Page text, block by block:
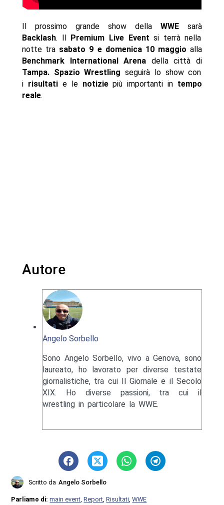
Il prossimo grande show dellaWWE sarà
Backlash. Il Premium Live Eventsi terrà nella
notte tra sabato 9 e domenica 10 maggioalla
Benchmark International Arena della città di
Tampa. Spazio Wrestlingseguirà lo show con
i risultatie le notiziepiù importanti in tempo
reale.
Autore
Angelo Sorbello
Sono Angelo Sorbello, vivo a Genova, sono
laureato, ho lavorato per diverse testate
giornalistiche, tra cui Il Giornale e il Secolo
XIX. Ho diverse passioni, tra cui il
wrestling in particolare la WWE.
Scritto da Angelo Sorbello
Parliamo di:main event ,Report ,Risultati ,WWE